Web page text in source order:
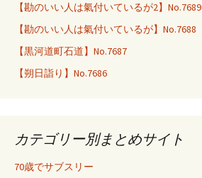
【勘のいい人は氣付いているが2】No.7689
【勘のいい人は氣付いているが】No.7688
【黒河道町石道】No.7687
【朔日詣り】No.7686
カテゴリー別まとめサイト
70歳でサブスリー